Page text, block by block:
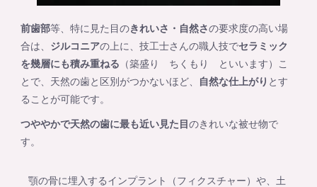
前歯部等、特に見た目のきれいさ・自然さの要求度の高い場
合は、 ジルコニアの上に、技工士さんの職人技でセラミック
を幾層にも積み重ねる （築盛り ちくもり といいます）こ
とで、天然の歯と区別がつかないほど、
自然な仕上がり とす
ることが可能です。
つややかで天然の歯に最も近い見た目のきれいな被せ物で
す。
顎の骨に埋入するインプラント（フィクスチャー）や、土